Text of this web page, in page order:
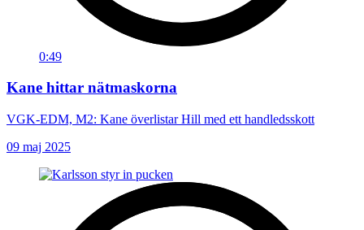
0:49
Kane hittar nätmaskorna
VGK-EDM, M2: Kane överlistar Hill med ett handledsskott
09 maj 2025